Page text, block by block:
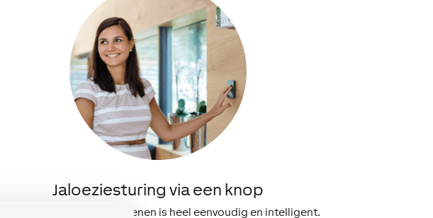
Jaloeziesturing via een knop
Een Real Smart Home bedienen is heel eenvoudig en intelligent.